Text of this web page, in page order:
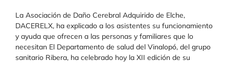
La Asociación de Daño Cerebral Adquirido de Elche,
DACERELX, ha explicado a los asistentes su funcionamiento
y ayuda que ofrecen a las personas y familiares que lo
necesitan El Departamento de salud del Vinalopó, del grupo
sanitario Ribera, ha celebrado hoy la XII edición de su